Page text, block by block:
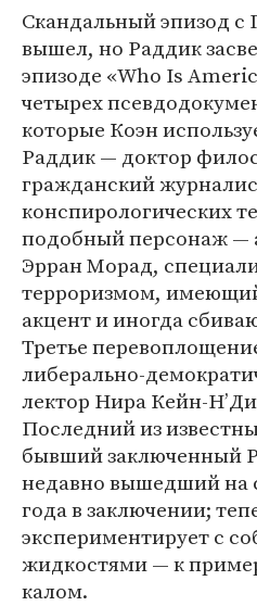
Скандальный эпизод с
вышел, но Раддик
эпизоде «Who Is
четырех
которые Коэн
Раддик — доктор
гражданский
конспирологических
подобный персонаж —
Эрран Морад,
терроризмом,
акцент и иногда
Третье
либерально-
лектор Нира Кейн-
Последний из
бывший заключенный
недавно вышедший на
года в заключении;
экспериментирует с
жидкостями — к
калом.